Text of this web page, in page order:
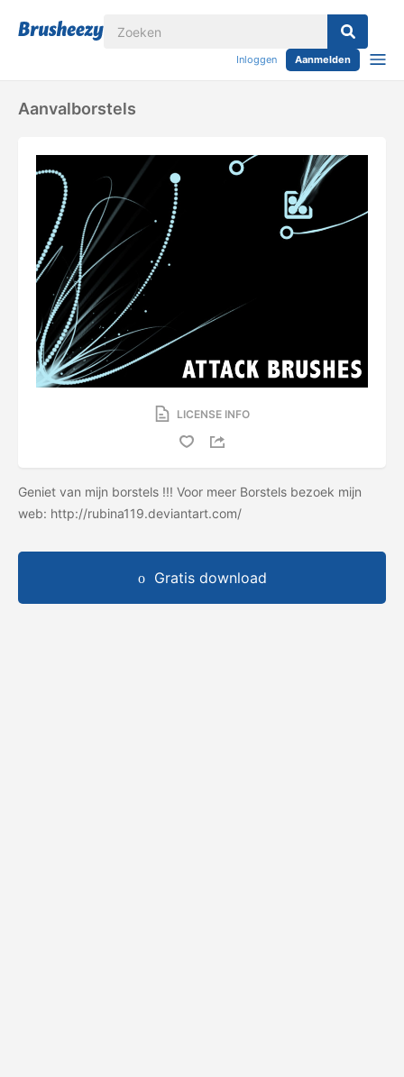
Inloggen Aanmelden
Aanvalborstels
LICENSE INFO
Geniet van mijn borstels !!! Voor meer Borstels bezoek mijn
web: http://rubina119.deviantart.com/
Gratis download